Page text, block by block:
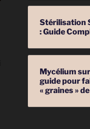
Stérilisation
: Guide
Mycélium
guide pour
« graines »